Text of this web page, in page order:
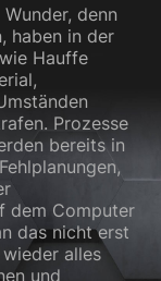
denn
haben in der
Hauffe
Prozesse
bereits in
dem Computer
das nicht erst
alles
und